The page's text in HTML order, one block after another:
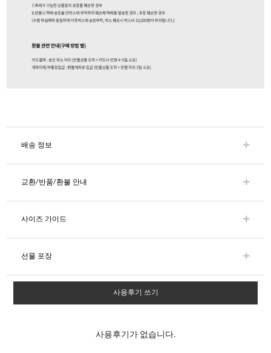
배송 정보
교환/반품/환불 안내
사이즈 가이드
선물 포장
사용후기 쓰기
사용후기가 없습니다.